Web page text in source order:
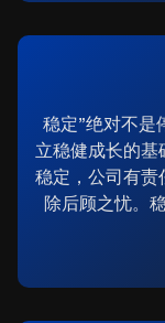
稳定”绝对不是
立稳健成长的基
稳定，公司有责
除后顾之忧。